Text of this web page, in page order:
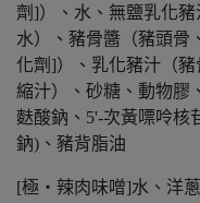
劑]）、水、無鹽乳化
水）、豬骨醬（豬頭骨
化劑]）、乳化豬汁（
縮汁）、砂糖、動物膠
麩酸鈉、5'-次黃嘌呤核
鈉)、豬背脂油
[極‧辣肉味噌]水、洋